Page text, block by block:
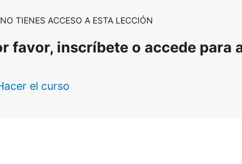
NO TIENES ACCESO A ESTA LECCIÓN
favor, inscríbete o accede para
el curso